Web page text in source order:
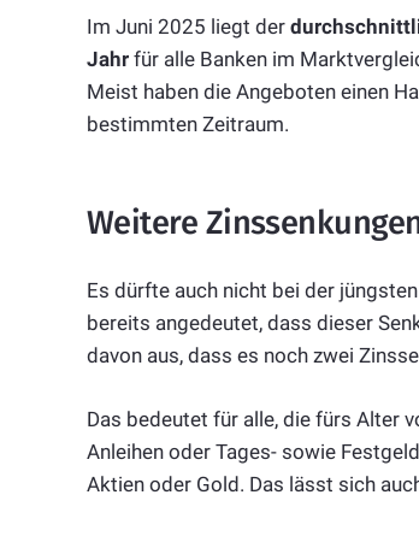
Im Juni 2025 liegt der
Jahr für alle Banken im
Meist haben die Angeboten einen
bestimmten Zeitraum.
Weitere
Es dürfte auch nicht bei der
bereits angedeutet, dass dieser
davon aus, dass es noch zwei
Das bedeutet für alle, die fürs Alter
Anleihen oder Tages- sowie
Aktien oder Gold. Das lässt sich